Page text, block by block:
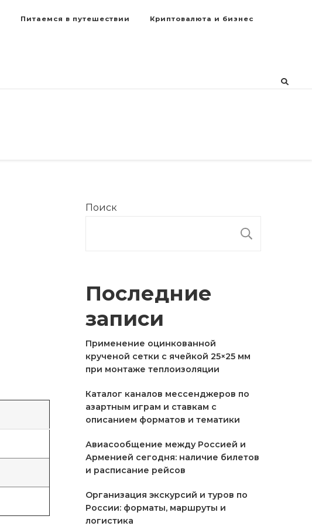
Питаемся в путешествии Криптовалюта и бизнес
Поиск
Последние
записи
Применение оцинкованной
крученой сетки с ячейкой 25×25 мм
при монтаже теплоизоляции
Каталог каналов мессенджеров по
азартным играм и ставкам с
описанием форматов и тематики
Авиасообщение между Россией и
Арменией сегодня: наличие билетов
и расписание рейсов
Организация экскурсий и туров по
России: форматы, маршруты и
логистика